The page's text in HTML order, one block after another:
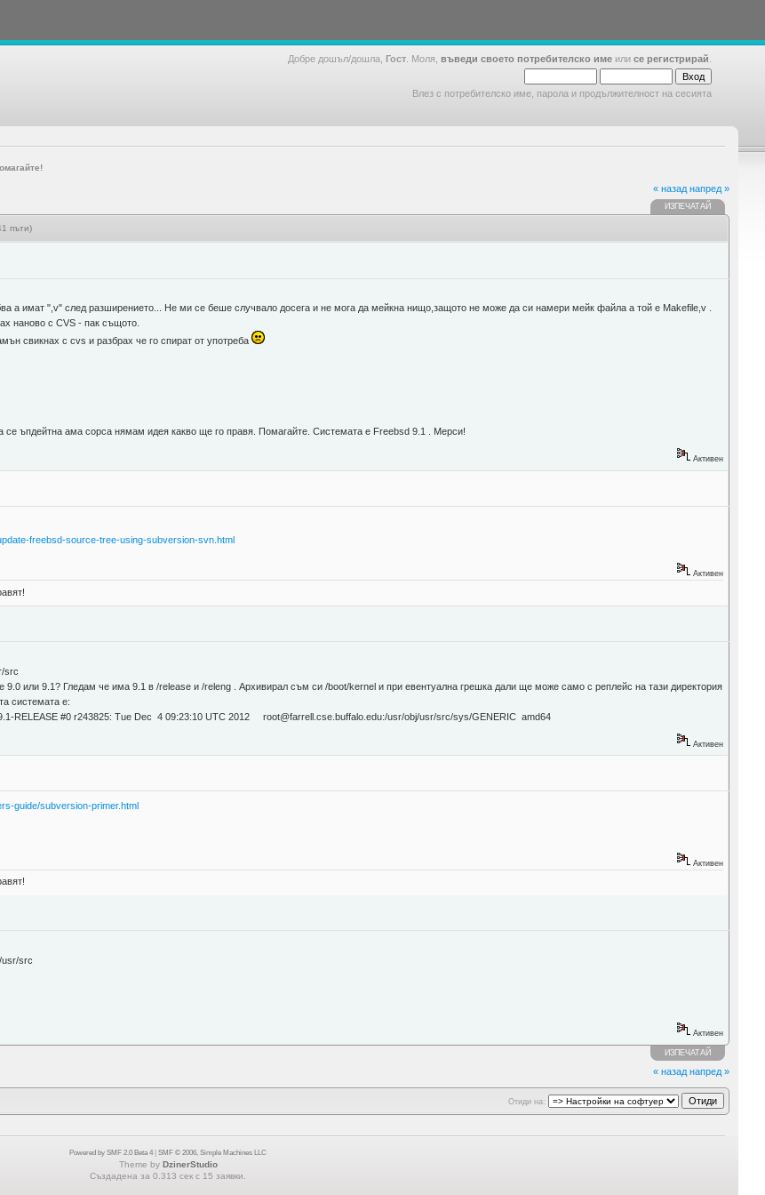
Добре дошъл/дошла, Гост . Моля, въведи своето потребителско име или се регистрирай
Влез с потребителско име, парола и продължителност на сесията
« назад напред »
ИЗПЕЧАТАЙ
пъти)
а имат ",v" след разширението... Не ми се беше случвало досега и не мога да мейкна нищо,защото не може да си намери мейк файла а той е Makefile,v .
наново с CVS - пак същото.
свикнах с cvs и разбрах че го спират от употреба
се ъпдейтна ама сорса нямам идея какво ще го правя. Помагайте. Системата е Freebsd 9.1 . Мерси!
Активен
freebsd-source-tree-using-subversion-svn.html
Активен
src
9.0 или 9.1? Гледам че има 9.1 в /release и /releng . Архивирал съм си /boot/kernel и при евентуална грешка дали ще може само с реплейс на тази директория
системата е:
RELEASE #0 r243825: Tue Dec 4 09:23:10 UTC 2012 root@farrell.cse.buffalo.edu:/usr/obj/usr/src/sys/GENERIC amd64
Активен
guide/subversion-primer.html
Активен
usr/src
Активен
ИЗПЕЧАТАЙ
« назад напред »
Отиди на:
Powered by SMF 2.0 Beta 4 | SMF © 2006, Simple Machines LLC
Theme by DzinerStudio
Създадена за 0.313 сек с 15 заявки.